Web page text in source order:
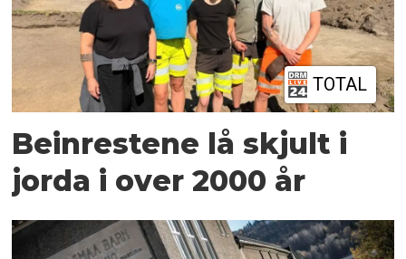
TOTAL
Beinrestene lå skjult i
jorda i over 2000 år